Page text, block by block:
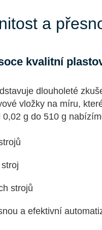
a
kvalitní
dlouholeté
vložky na míru,
g do 510 g
strojů
a efektivní